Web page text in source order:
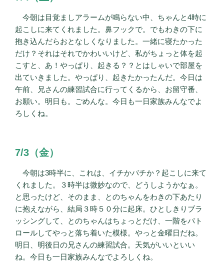
今朝は目覚ましアラームが鳴らない中、ちゃんと4時に
起こしに来てくれました。鼻フックで。でもわきの下に
抱き込んだらおとなしくなりました。一緒に寝たかった
だけ？それはそれでかわいいけど、私がちょっと体を起
こすと、あ！やっぱり、起きる？？とはしゃいで部屋を
出ていきました。やっぱり、起きたかったんだ。今日は
午前、兄さんの練習試合に行ってくるから、お留守番、
お願い。明日も。ごめんな。今日も一日家族みんなでよ
ろしくね。
7/3（金）
今朝は3時半に、これは、イチかバチか？起こしに来て
くれました。３時半は微妙なので、どうしようかなぁ。
と思ったけど、そのまま、とのちゃんをわきの下あたり
に抱えながら、結局３時５０分に起床。ひとしきりブラ
ッシングして、とのちゃんはちょっとだけ、一階をパト
ロールしてやっと落ち着いた模様。やっと金曜日だね。
明日、明後日の兄さんの練習試合。天気がいいといい
ね。今日も一日家族みんなでよろしくね。